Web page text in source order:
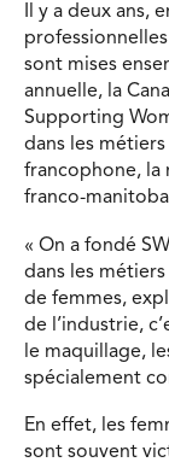
Il y a deux ans,
sont mises
annuelle, la
Supporting
dans les
francophone, la
franco-
« On a fondé
dans les
de femmes,
de l’industrie,
le maquillage,
spécialement
En effet, les
sont souvent